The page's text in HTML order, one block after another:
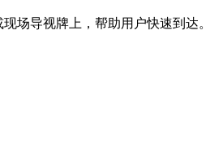
场导视牌上，帮助用户快速到达。